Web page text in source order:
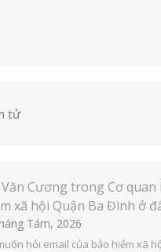
tử
Cương trong Cơ quan
xã hội Quận Ba Đình ở
Tám, 2026
hỏi email của bảo hiểm xã